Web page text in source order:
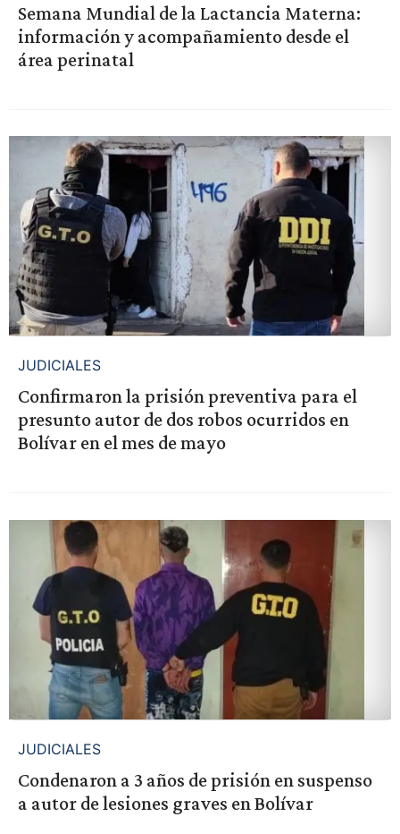
Semana Mundial de la Lactancia Materna:
información y acompañamiento desde el
área perinatal
JUDICIALES
Confirmaron la prisión preventiva para el
presunto autor de dos robos ocurridos en
Bolívar en el mes de mayo
JUDICIALES
Condenaron a 3 años de prisión en suspenso
a autor de lesiones graves en Bolívar